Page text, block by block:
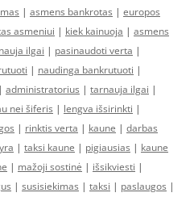
| asmens bankrotas | europos
asmeniui | kiek kainuoja | asmens
ilgai | pasinaudoti verta |
| naudinga bankrutuoti |
| administratorius | tarnauja ilgai |
nei šiferis | lengva išsirinkti |
| rinktis verta | kaune | darbas
| taksi kaune | pigiausias | kaune
| mažoji sostinė | išsikviesti |
| susisiekimas | taksi | paslaugos |